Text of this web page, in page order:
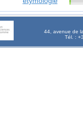
44, avenue de
Tél. :